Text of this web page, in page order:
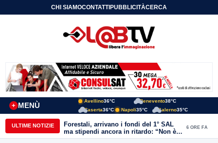
CHI SIAMOCONTATTIPUBBLICITÀCERCA
MENÙ
+
Avellino36°C Benevento38°C
Caserta36°C Napoli35°C Salerno35°C
ULTIME NOTIZIE
Forestali, arrivano i fondi del 1° SAL
ma stipendi ancora in ritardo: “Non è
più sostenibile”
6 ORE FA